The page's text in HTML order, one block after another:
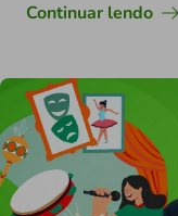
Continuar lendo